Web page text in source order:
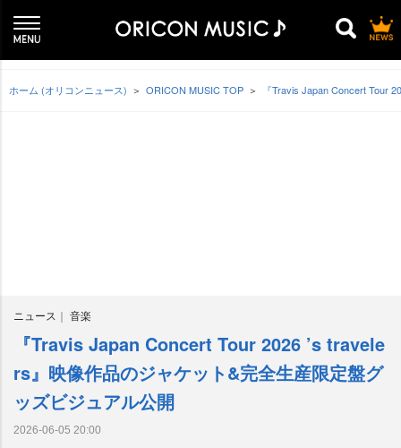
ホーム (オリコンニュース) ORICON MUSIC TOP 『Travis Japan Concert Tour
ニュース 音楽
『Travis Japan Concert Tour 2026 ’s travele
rs』映像作品のジャケット&完全生産限定盤グ
ッズビジュアル公開
2026-06-05 20:00